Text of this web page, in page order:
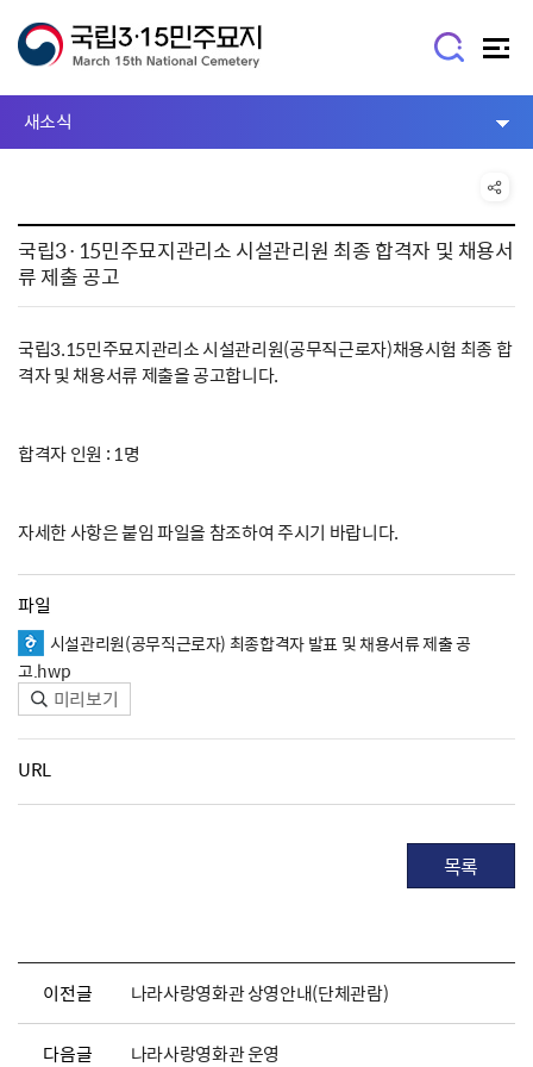
새소식
국립3·15민주묘지관리소 시설관리원 최종 합격자 및 채용서
류 제출 공고
국립3.15민주묘지관리소 시설관리원(공무직근로자)채용시험 최종 합
격자 및 채용서류 제출을 공고합니다.
합격자 인원 : 1명
자세한 사항은 붙임 파일을 참조하여 주시기 바랍니다.
파일
시설관리원(공무직근로자) 최종합격자 발표 및 채용서류 제출 공
고.hwp
미리보기
URL
목록
이전글 나라사랑영화관 상영안내(단체관람)
다음글 나라사랑영화관 운영